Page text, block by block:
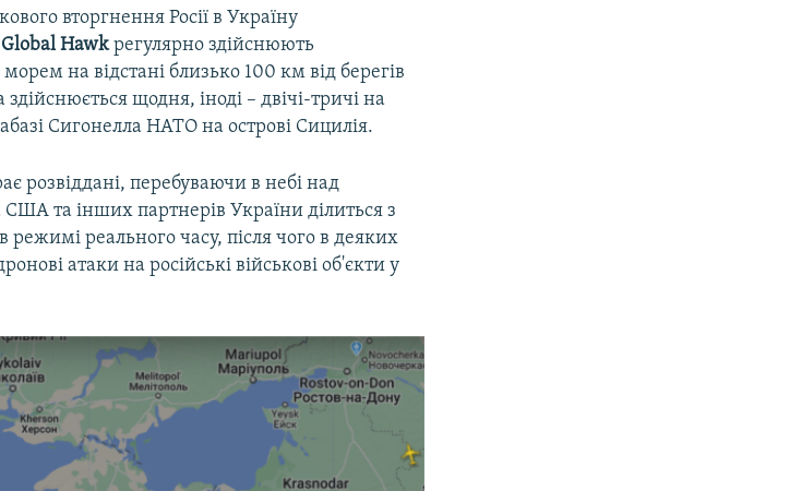
вторгнення Росії в Україну
Hawkрегулярно здійснюють
на відстані близько 100 км від берегів
щодня, іноді – двічі-тричі на
Сигонелла НАТО на острові Сицилія.
розвіддані, перебуваючи в небі над
та інших партнерів України ділиться з
реального часу, після чого в деяких
атаки на російські військові об'єкти у